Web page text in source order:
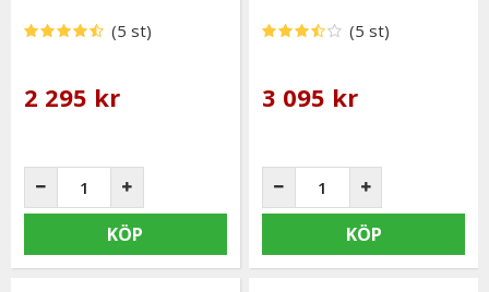
(5 st)
2 295 kr
KÖP
(5 st)
3 095 kr
KÖP